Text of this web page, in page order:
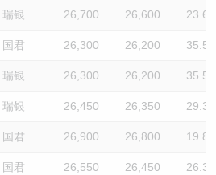
瑞银 26,700 26,600 23.6
国君 26,300 26,200 35.5
瑞银 26,300 26,200 35.5
瑞银 26,450 26,350 29.3
国君 26,900 26,800 19.8
国君 26,550 26,450 26.3